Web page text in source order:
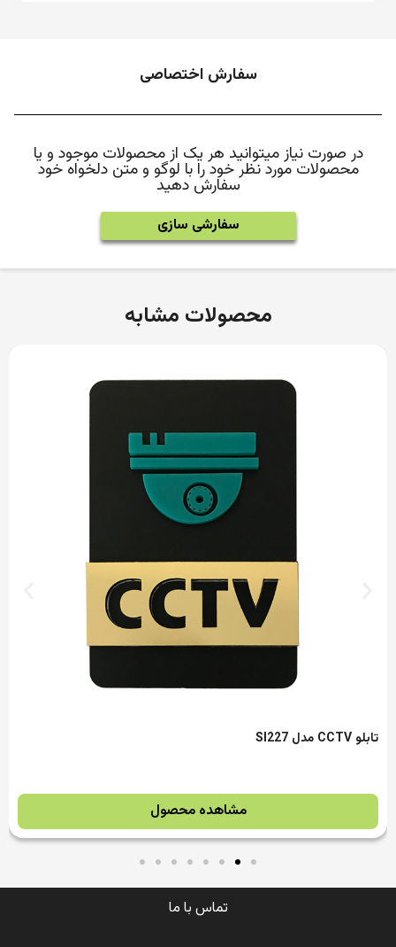
سفارش اختصاصی
در صورت نیاز میتوانید هر یک از محصولات موجود و یا
محصولات مورد نظر خود را با لوگو و متن دلخواه خود
سفارش دهید
سفارشی سازی
محصولات مشابه
تابلو CCTV مدل SI227
مشاهده محصول
تماس با ما